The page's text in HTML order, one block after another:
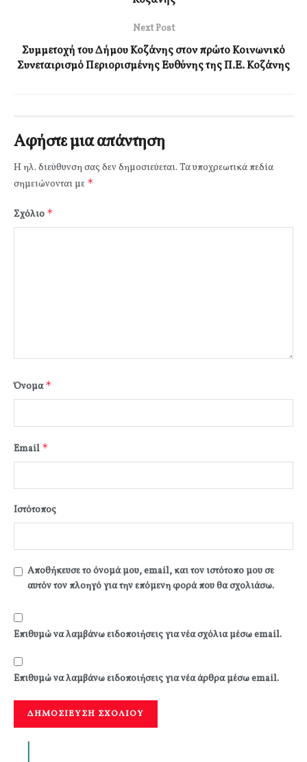
Next Post
Συμμετοχή του Δήμου Κοζάνης στον πρώτο Κοινωνικό
Συνεταιρισμό Περιορισμένης Ευθύνης της Π.Ε. Κοζάνης
Αφήστε μια απάντηση
Η ηλ. διεύθυνση σας δεν δημοσιεύεται. Τα υποχρεωτικά πεδία
σημειώνονται με *
Σχόλιο *
Όνομα*
Email *
Ιστότοπος
Αποθήκευσε το όνομά μου, email, και τον ιστότοπο μου σε
αυτόν τον πλοηγό για την επόμενη φορά που θα σχολιάσω.
Επιθυμώ να λαμβάνω ειδοποιήσεις για νέα σχόλια μέσω email.
Επιθυμώ να λαμβάνω ειδοποιήσεις για νέα άρθρα μέσω email.